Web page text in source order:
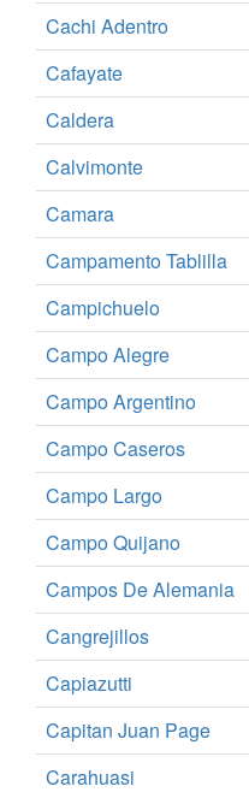
Cachi Adentro
Cafayate
Caldera
Calvimonte
Camara
Campamento Tablilla
Campichuelo
Campo Alegre
Campo Argentino
Campo Caseros
Campo Largo
Campo Quijano
Campos De Alemania
Cangrejillos
Capiazutti
Capitan Juan Page
Carahuasi